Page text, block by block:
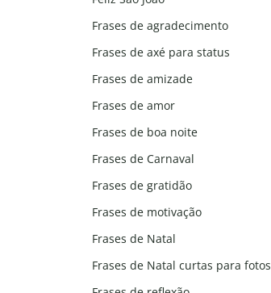
Frases de agradecimento
Frases de axé para status
Frases de amizade
Frases de amor
Frases de boa noite
Frases de Carnaval
Frases de gratidão
Frases de motivação
Frases de Natal
Frases de Natal curtas para fotos